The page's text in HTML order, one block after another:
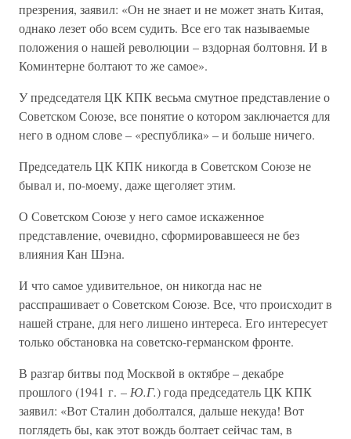
презрения, заявил: «Он не знает и не может знать Китая,
однако лезет обо всем судить. Все его так называемые
положения о нашей революции – вздорная болтовня. И в
Коминтерне болтают то же самое».
У председателя ЦК КПК весьма смутное представление о
Советском Союзе, все понятие о котором заключается для
него в одном слове – «республика» – и больше ничего.
Председатель ЦК КПК никогда в Советском Союзе не
бывал и, по-моему, даже щеголяет этим.
О Советском Союзе у него самое искаженное
представление, очевидно, сформировавшееся не без
влияния Кан Шэна.
И что самое удивительное, он никогда нас не
расспрашивает о Советском Союзе. Все, что происходит в
нашей стране, для него лишено интереса. Его интересует
только обстановка на советско-германском фронте.
В разгар битвы под Москвой в октябре – декабре
прошлого (1941 г. – Ю.Г.) года председатель ЦК КПК
заявил: «Вот Сталин доболтался, дальше некуда! Вот
поглядеть бы, как этот вождь болтает сейчас там, в